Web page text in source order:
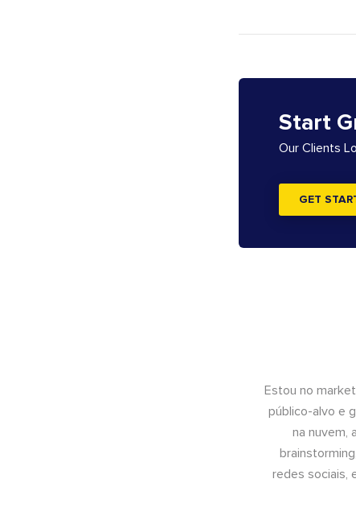
Start
Our Clients
GET
Estou no
público-alvo e
na nuvem,
redes sociais,